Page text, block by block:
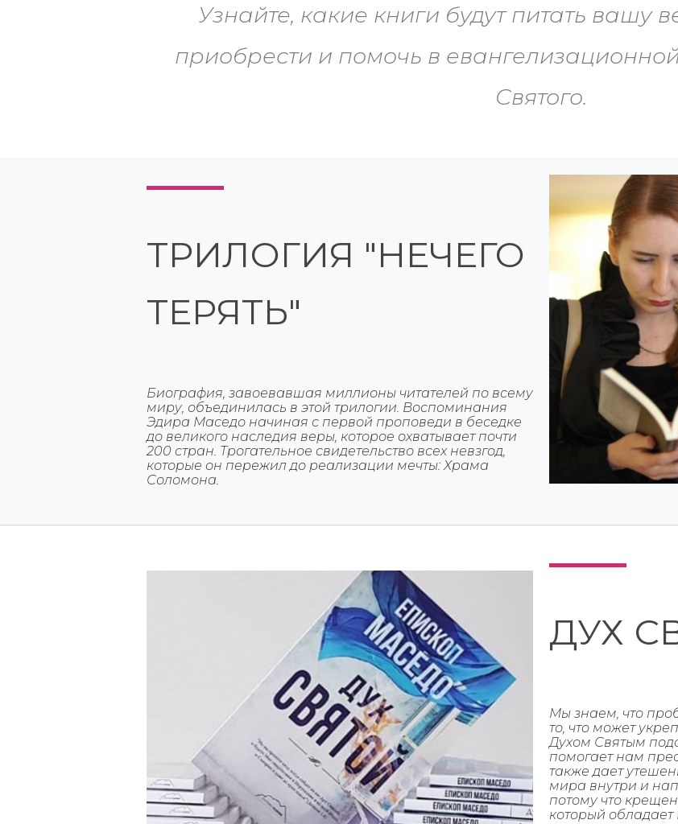
Узнайте, какие книги будут питать вашу
приобрести и помочь в
Святого.
ТРИЛОГИЯ "НЕЧЕГО
ТЕРЯТЬ"
Биография, завоевавшая миллионы читателей по всему
миру, объединилась в этой трилогии. Воспоминания
Эдира Маседо начиная с первой проповеди в беседке
до великого наследия веры, которое охватывает почти
200 стран. Трогательное свидетельство всех невзгод,
которые он пережил до реализации мечты: Храма
Соломона.
ДУХ
Мы знаем, что
то, что может
Духом Святым
помогает нам
также дает
мира внутри и
потому что
который обладает